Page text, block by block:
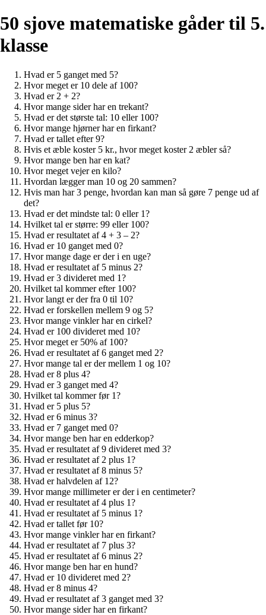
50 sjove matematiske gåder til 5.
klasse
Hvad er 5 ganget med 5?
Hvor meget er 10 dele af 100?
Hvad er 2 + 2?
Hvor mange sider har en trekant?
Hvad er det største tal: 10 eller 100?
Hvor mange hjørner har en firkant?
Hvad er tallet efter 9?
Hvis et æble koster 5 kr., hvor meget koster 2 æbler så?
Hvor mange ben har en kat?
Hvor meget vejer en kilo?
Hvordan lægger man 10 og 20 sammen?
Hvis man har 3 penge, hvordan kan man så gøre 7 penge ud af
det?
Hvad er det mindste tal: 0 eller 1?
Hvilket tal er større: 99 eller 100?
Hvad er resultatet af 4 + 3 – 2?
Hvad er 10 ganget med 0?
Hvor mange dage er der i en uge?
Hvad er resultatet af 5 minus 2?
Hvad er 3 divideret med 1?
Hvilket tal kommer efter 100?
Hvor langt er der fra 0 til 10?
Hvad er forskellen mellem 9 og 5?
Hvor mange vinkler har en cirkel?
Hvad er 100 divideret med 10?
Hvor meget er 50% af 100?
Hvad er resultatet af 6 ganget med 2?
Hvor mange tal er der mellem 1 og 10?
Hvad er 8 plus 4?
Hvad er 3 ganget med 4?
Hvilket tal kommer før 1?
Hvad er 5 plus 5?
Hvad er 6 minus 3?
Hvad er 7 ganget med 0?
Hvor mange ben har en edderkop?
Hvad er resultatet af 9 divideret med 3?
Hvad er resultatet af 2 plus 1?
Hvad er resultatet af 8 minus 5?
Hvad er halvdelen af 12?
Hvor mange millimeter er der i en centimeter?
Hvad er resultatet af 4 plus 1?
Hvad er resultatet af 5 minus 1?
Hvad er tallet før 10?
Hvor mange vinkler har en firkant?
Hvad er resultatet af 7 plus 3?
Hvad er resultatet af 6 minus 2?
Hvor mange ben har en hund?
Hvad er 10 divideret med 2?
Hvad er 8 minus 4?
Hvad er resultatet af 3 ganget med 3?
Hvor mange sider har en firkant?